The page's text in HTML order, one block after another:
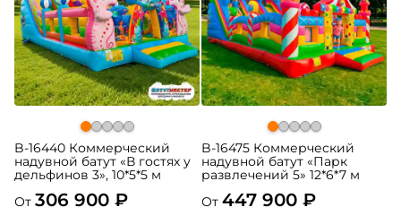
B-16440 Коммерческий
надувной батут «В гостях у
дельфинов 3», 10*5*5 м
От 306 900 ₽
B-16475 Коммерческий
надувной батут «Парк
развлечений 5» 12*6*7 м
От 447 900 ₽